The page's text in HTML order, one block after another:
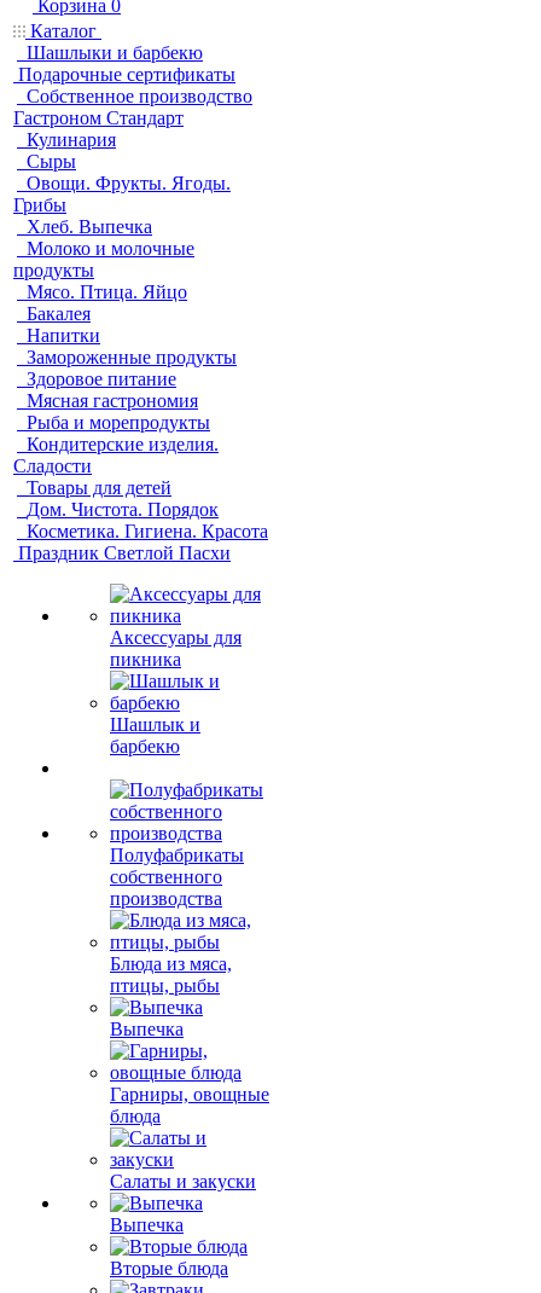
Корзина 0
Каталог
Шашлыки и барбекю
Подарочные сертификаты
Собственное производство
Гастроном Стандарт
Кулинария
Сыры
Овощи. Фрукты. Ягоды.
Грибы
Хлеб. Выпечка
Молоко и молочные
продукты
Мясо. Птица. Яйцо
Бакалея
Напитки
Замороженные продукты
Здоровое питание
Мясная гастрономия
Рыба и морепродукты
Кондитерские изделия.
Сладости
Товары для детей
Дом. Чистота. Порядок
Косметика. Гигиена. Красота
Праздник Светлой Пасхи
Аксессуары для
пикника
Шашлык и
барбекю
Полуфабрикаты
собственного
производства
Блюда из мяса,
птицы, рыбы
Выпечка
Гарниры, овощные
блюда
Салаты и закуски
Выпечка
Вторые блюда